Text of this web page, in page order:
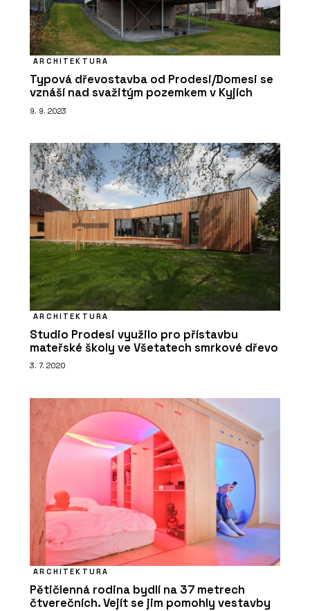
ARCHITEKTURA
Typová dřevostavba od Prodesi/Domesi se
vznáší nad svažitým pozemkem v Kyjích
9. 9. 2023
ARCHITEKTURA
Studio Prodesi využilo pro přístavbu
mateřské školy ve Všetatech smrkové dřevo
3. 7. 2020
ARCHITEKTURA
Pětičlenná rodina bydlí na 37 metrech
čtverečních. Vejít se jim pomohly vestavby